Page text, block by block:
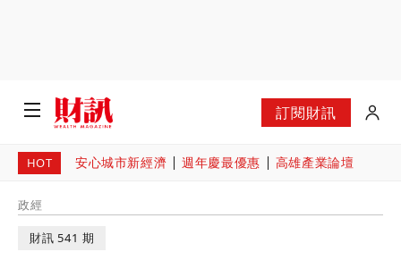
訂閱財訊
HOT 安心城市新經濟 週年慶最優惠 高雄產業論壇
政經
財訊 541 期